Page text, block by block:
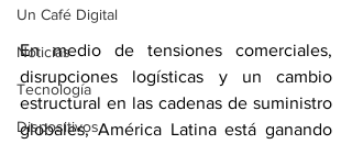
Un Café Digital
Noticias
Tecnología
Dispositivos
En medio de tensiones comerciales,
disrupciones logísticas y un cambio
estructural en las cadenas de suministro
globales, América Latina está ganando